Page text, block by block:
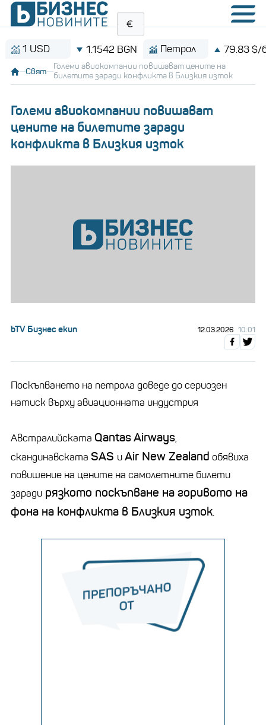
USD 1.1542 BGN Петрол 79.83 $/барел
Свят
Големи авиокомпании повишават цените на
билетите заради конфликта в Близкия изток
Големи авиокомпании повишават
цените на билетите заради
конфликта в Близкия изток
bTV Бизнес екип 12.03.2026 10:01
Поскъпването на петрола доведе до сериозен
натиск върху авиационната индустрия
Австралийската Qantas Airways,
скандинавската SAS иAir New Zealand обявиха
повишение на цените на самолетните билети
заради рязкото поскъпване на горивото на
фона на конфликта в Близкия изток.